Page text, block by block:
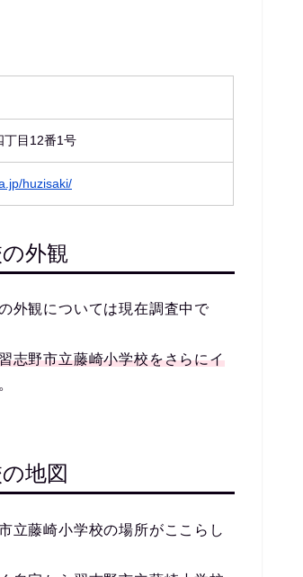
丁目12番1号
huzisaki/
外観
外観については現在調査中で
志野市立藤崎小学校をさらにイ
地図
立藤崎小学校の場所がここらし